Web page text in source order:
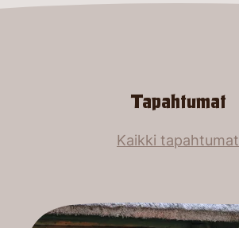
Tapahtumat
Kaikki tapahtumat